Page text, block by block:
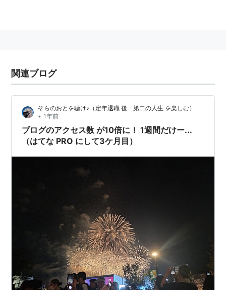
関連ブログ
そらのおとを聴け♪（定年退職 後 第二の人生 を楽しむ）
• 1年前
ブログのアクセス数 が10倍に！ 1週間だけー...
（はてな PRO にして3ケ月目）